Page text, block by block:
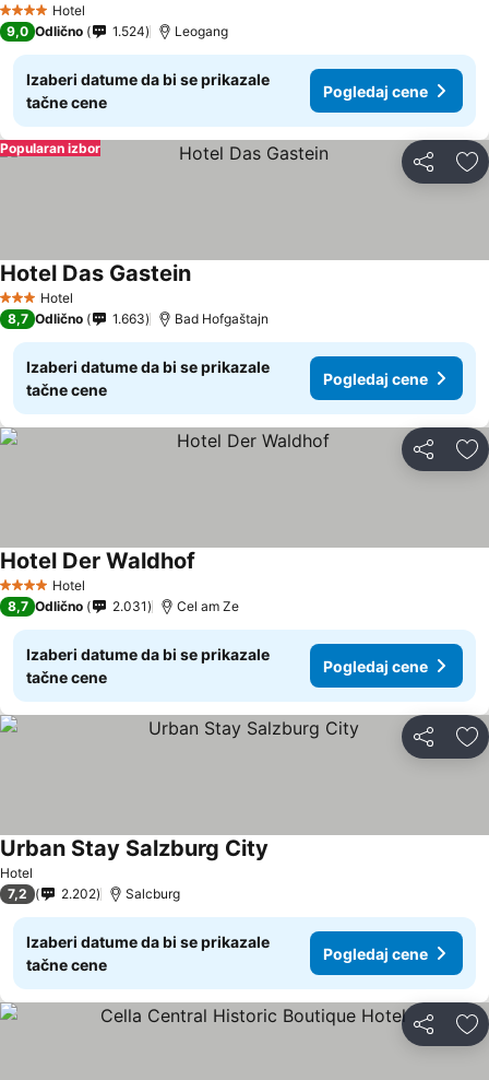
4 ZvezdiceHotel
9,0 Odlično 1.524 Leogang
Izaberi datume da bi se prikazale
tačne cene
Pogledaj cene
Deli
Popularan izbor
3 Zvezdice
Hotel
Hotel Das GasteinPogledaj cene
8,7 Odlično 1.663 Bad Hofgaštajn
Izaberi datume da bi se prikazale
tačne cene
Pogledaj cene
Deli
4 ZvezdiceHotel
Hotel Der Waldhof
8,7 Odlično 2.031 Cel am Ze
Izaberi datume da bi se prikazale
tačne cene
Pogledaj cene
Deli
Hotel
Urban Stay Salzburg City
7,2 2.202 Salcburg
Izaberi datume da bi se prikazale
tačne cene
Pogledaj cene
Deli